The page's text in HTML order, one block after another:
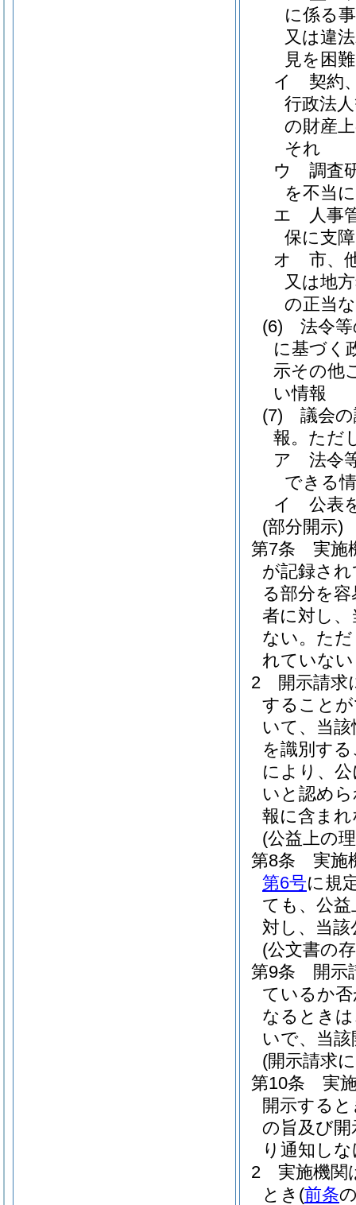
に係る
又は違
見を困
イ
契約
行政法
の財産
それ
ウ
調査
を不当
エ
人事
保に支
オ
市、
又は地
の正当
(6)
法令
に基づく
示その他
い情報
(7)
議会
報。 ただ
ア
法令
できる
イ
公表
(部分開示)
第7条
実施
が記録さ
る部分を
者に対し
ない。 た
れていな
2
開示請求
すること
いて、当
を識別す
により、
いと認め
報に含ま
(公益上の
第8条
実施
第6号に規
ても、公
対し、当
(公文書の
第9条
開示
ているか
なるとき
いで、当
(開示請求
第10条
実
開示する
の旨及び
り通知し
2
実施機関
とき (前条